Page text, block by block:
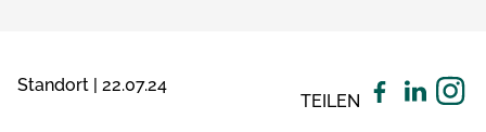
Standort | 22.07.24
TEILEN